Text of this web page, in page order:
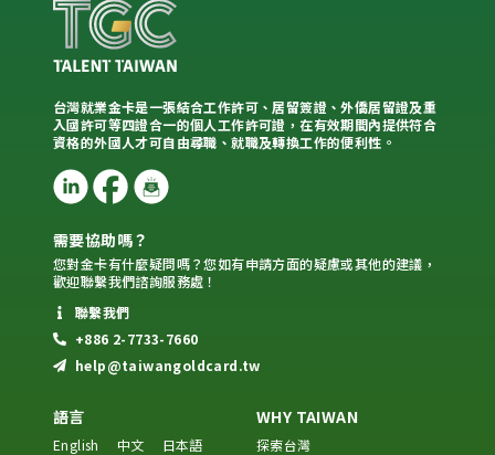
台灣就業金卡是一張結合工作許可、居留簽證、外僑居留證及重
入國許可等四證合一的個人工作許可證，在有效期間內提供符合
資格的外國人才可自由尋職、就職及轉換工作的便利性。
需要協助嗎？
您對金卡有什麼疑問嗎？您如有申請方面的疑慮或其他的建議，
歡迎聯繫我們諮詢服務處！
聯繫我們
+886 2-7733-7660
help@taiwangoldcard.tw
語言
English 中文 日本語
WHY TAIWAN
探索台灣